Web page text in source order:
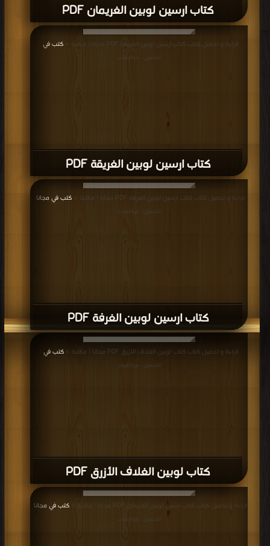
كتاب ارسين لوبين الغريمان PDF
كتاب ارسين لوبين الغريقة PDF
قراءة و تحميل كتاب كتاب ارسين لوبين الغريقة PDF مجانا | مكتبة > كتب في
التحميل : مرة/مرات
كتاب ارسين لوبين الغرفة PDF
قراءة و تحميل كتاب كتاب ارسين لوبين الغرفة PDF مجانا | مكتبة > كتب في مجانا
التحميل : مرة/مرات
كتاب لوبين الغلاف الأزرق PDF
قراءة و تحميل كتاب كتاب لوبين الغلاف الأزرق PDF مجانا | مكتبة > كتب في
التحميل : مرة/مرات
قراءة و تحميل كتاب كتاب ارسين لوبين الغريمان PDF مجانا | مكتبة > كتب في مجانا
التحميل : مرة/مرات